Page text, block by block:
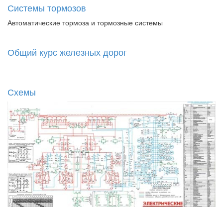
Системы тормозов
Автоматические тормоза и тормозные системы
Общий курс железных дорог
Схемы